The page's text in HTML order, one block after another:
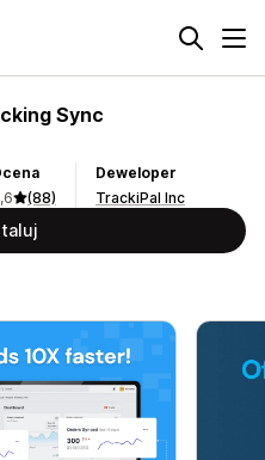
Sync
(88)
Deweloper
TrackiPal Inc